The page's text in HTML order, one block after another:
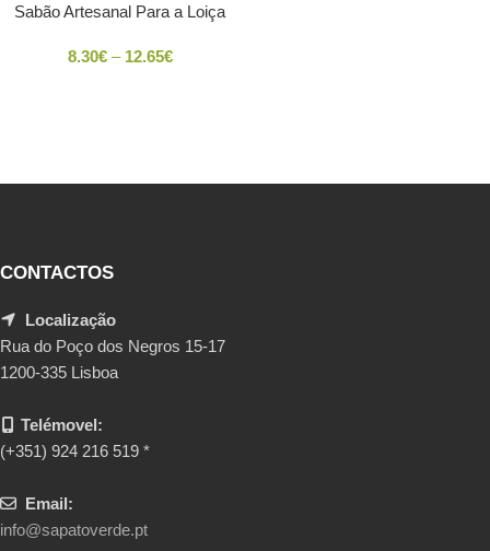
Sabão Artesanal Para a Loiça
8.30€ – 12.65€
CONTACTOS
Localização
Rua do Poço dos Negros 15-17
1200-335 Lisboa
Telémovel:
(+351) 924 216 519 *
Email:
info@sapatoverde.pt